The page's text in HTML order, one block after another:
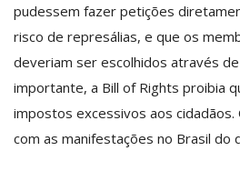
pudessem fazer petições
risco de represálias, e que os
deveriam ser escolhidos através
importante, a Bill of Rights proibia
impostos excessivos aos cidadãos.
com as manifestações no Brasil do